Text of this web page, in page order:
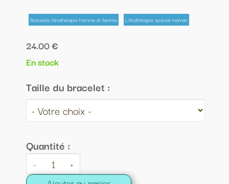
Bracelets lithothérapie homme et femme Lithothérapie spécial maman
24.00 €
En stock
Taille du bracelet :
Quantité :
- +